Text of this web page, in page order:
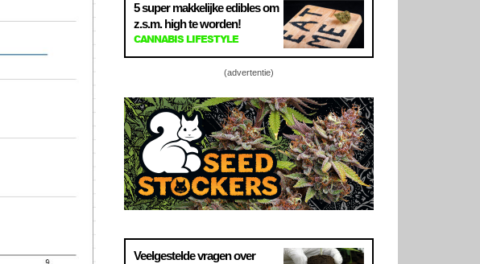
5 super makkelijke edibles om
z.s.m. high te worden!
CANNABIS LIFESTYLE
(advertentie)
Veelgestelde vragen over